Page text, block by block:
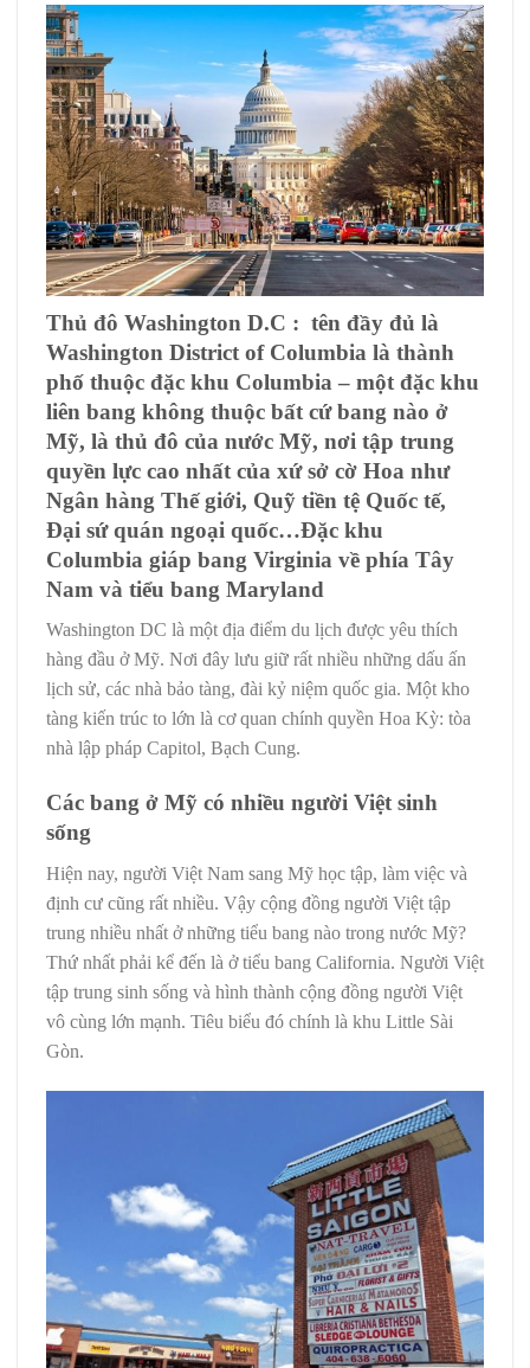
Thủ đô Washington D.C : tên đầy đủ là
Washington District of Columbia là thành
phố thuộc đặc khu Columbia – một đặc khu
liên bang không thuộc bất cứ bang nào ở
Mỹ, là thủ đô của nước Mỹ, nơi tập trung
quyền lực cao nhất của xứ sở cờ Hoa như
Ngân hàng Thế giới, Quỹ tiền tệ Quốc tế,
Đại sứ quán ngoại quốc…Đặc khu
Columbia giáp bang Virginia về phía Tây
Nam và tiểu bang Maryland
Washington DC là một địa điểm du lịch được yêu thích
hàng đầu ở Mỹ. Nơi đây lưu giữ rất nhiều những dấu ấn
lịch sử, các nhà bảo tàng, đài kỷ niệm quốc gia. Một kho
tàng kiến trúc to lớn là cơ quan chính quyền Hoa Kỳ: tòa
nhà lập pháp Capitol, Bạch Cung.
Các bang ở Mỹ có nhiều người Việt sinh
sống
Hiện nay, người Việt Nam sang Mỹ học tập, làm việc và
định cư cũng rất nhiều. Vậy cộng đồng người Việt tập
trung nhiều nhất ở những tiểu bang nào trong nước Mỹ?
Thứ nhất phải kể đến là ở tiểu bang California. Người Việt
tập trung sinh sống và hình thành cộng đồng người Việt
vô cùng lớn mạnh. Tiêu biểu đó chính là khu Little Sài
Gòn.